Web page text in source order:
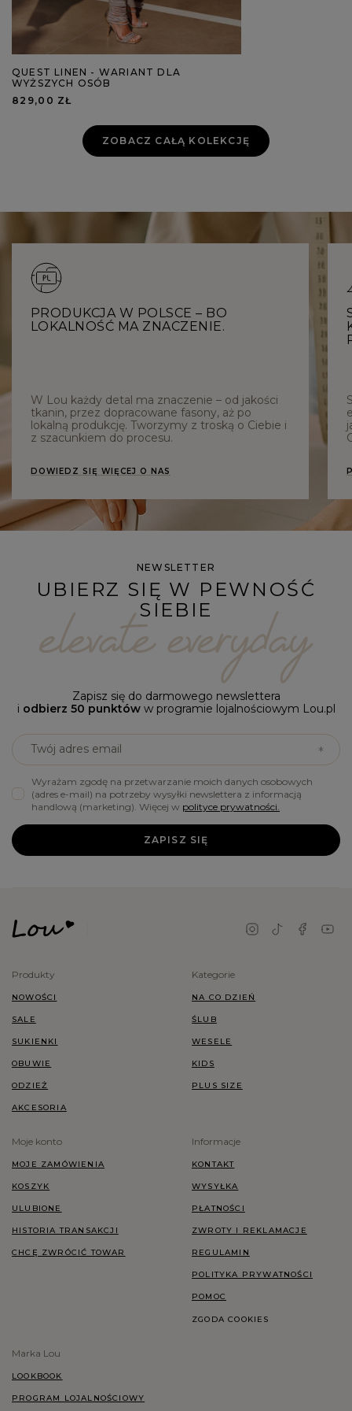
QUEST LINEN - WARIANT DLA
WYŻSZYCH OSÓB
829,00 ZŁ
ZOBACZ CAŁĄ KOLEKCJĘ
PRODUKCJA W POLSCE – BO
LOKALNOŚĆ MA ZNACZENIE.
W Lou każdy detal ma znaczenie – od jakości
tkanin, przez dopracowane fasony, aż po
lokalną produkcję. Tworzymy z troską o Ciebie i
z szacunkiem do procesu.
DOWIEDZ SIĘ WIĘCEJ O NAS
NEWSLETTER
UBIERZ SIĘ W PEWNOŚĆ
SIEBIE
Zapisz się do darmowego newslettera
i odbierz 50 punktóww programie lojalnościowym Lou.pl
Twój adres email
Wyrażam zgodę na przetwarzanie moich danych osobowych
(adres e-mail) na potrzeby wysyłki newslettera z informacją
handlową (marketing). Więcej w polityce prywatności.
ZAPISZ SIĘ
Produkty
NOWOŚCI
SALE
SUKIENKI
OBUWIE
ODZIEŻ
AKCESORIA
Kategorie
NA CO DZIEŃ
ŚLUB
WESELE
KIDS
PLUS SIZE
Moje konto
MOJE ZAMÓWIENIA
KOSZYK
ULUBIONE
HISTORIA TRANSAKCJI
CHCĘ ZWRÓCIĆ TOWAR
Informacje
KONTAKT
WYSYŁKA
PŁATNOŚCI
ZWROTY I REKLAMACJE
REGULAMIN
POLITYKA PRYWATNOŚCI
POMOC
ZGODA COOKIES
Marka Lou
LOOKBOOK
PROGRAM LOJALNOŚCIOWY